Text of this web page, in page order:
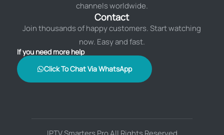
channels worldwide.
Contact
Join thousands of happy customers. Start watching
now. Easy and fast.
If you need more help
Click To Chat Via WhatsApp